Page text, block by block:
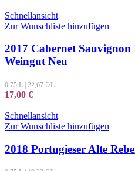
Schnellansicht
Zur Wunschliste hinzufügen
2017 Cabernet
Weingut Neu
0,75 L 22,67 €/L
17,00 €
Schnellansicht
Zur Wunschliste hinzufügen
2018 Portugieser Alte